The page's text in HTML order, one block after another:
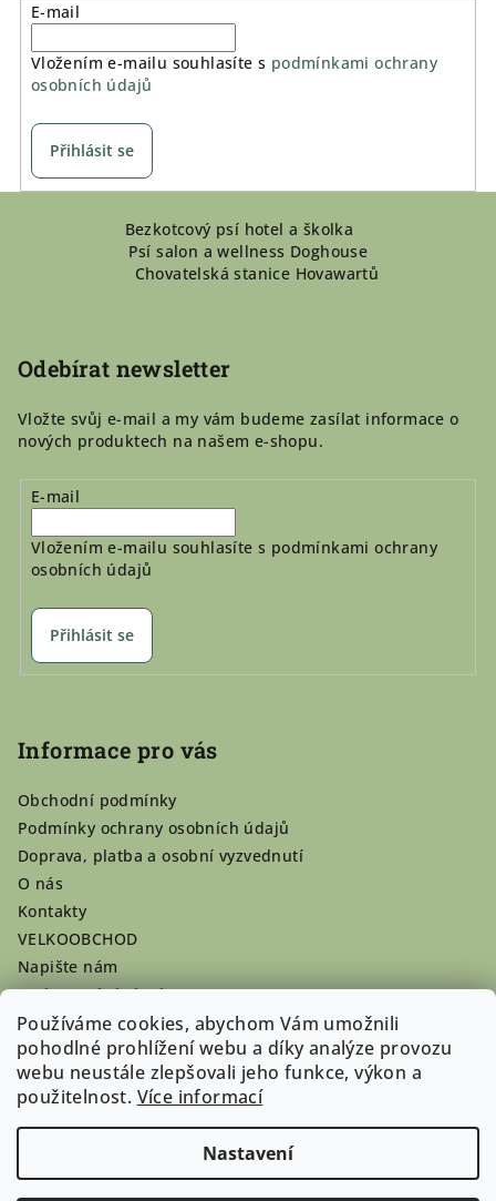
Používáme cookies, abychom Vám umožnili
pohodlné prohlížení webu a díky analýze provozu
webu neustále zlepšovali jeho funkce, výkon a
použitelnost. Více informací
Nastavení
E-mail
Vložením e-mailu souhlasíte s podmínkami ochrany
osobních údajů
Přihlásit se
Bezkotcový psí hotel a školka
Psí salon a wellness Doghouse
Chovatelská stanice Hovawartů
Odebírat newsletter
Vložte svůj e-mail a my vám budeme zasílat informace o
nových produktech na našem e-shopu.
E-mail
Vložením e-mailu souhlasíte s podmínkami ochrany
osobních údajů
Přihlásit se
Informace pro vás
Obchodní podmínky
Podmínky ochrany osobních údajů
Doprava, platba a osobní vyzvednutí
O nás
Kontakty
VELKOOBCHOD
Napište nám
Hodnocení obchodu
Registrace se vyplatí!
Pamlsky na míru
Nepřevzaté dobírky
Copyright 2026Doghouse-shop.cz. Všechna práva